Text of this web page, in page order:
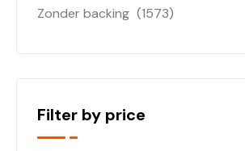
Zonder backing (1573)
Filter by price